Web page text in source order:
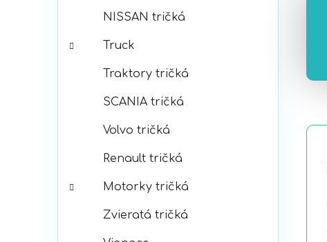
NISSAN tričká
Truck
Traktory tričká
SCANIA tričká
Volvo tričká
Renault tričká
Motorky tričká
Zvieratá tričká